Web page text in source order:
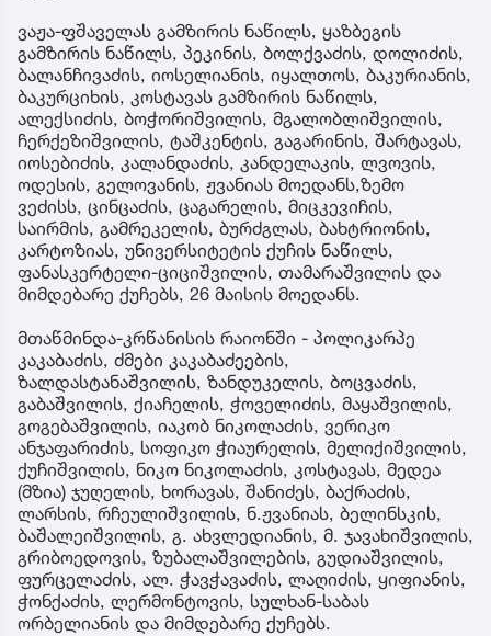
ვაჟა-ფშაველას გამზირის ნაწილს, ყაზბეგის
გამზირის ნაწილს, პეკინის, ბოლქვაძის, დოლიძის,
ბალანჩივაძის, იოსელიანის, იყალთოს, ბაკურიანის,
ბაკურციხის, კოსტავას გამზირის ნაწილს,
ალექსიძის, ბოჭორიშვილის, მგალობლიშვილის,
ჩერქეზიშვილის, ტაშკენტის, გაგარინის, შარტავას,
იოსებიძის, კალანდაძის, კანდელაკის, ლვოვის,
ოდესის, გელოვანის, ჟვანიას მოედანს,ზემო
ვეძისს, ცინცაძის, ცაგარელის, მიცკევიჩის,
საირმის, გამრეკელის, ბურძგლას, ბახტრიონის,
კარტოზიას, უნივერსიტეტის ქუჩის ნაწილს,
ფანასკერტელი-ციციშვილის, თამარაშვილის და
მიმდებარე ქუჩებს, 26 მაისის მოედანს.
მთაწმინდა-კრწანისის რაიონში - პოლიკარპე
კაკაბაძის, ძმები კაკაბაძეების,
ზალდასტანაშვილის, ზანდუკელის, ბოცვაძის,
გაბაშვილის, ქიაჩელის, ჭოველიძის, მაყაშვილის,
გოგებაშვილის, იაკობ ნიკოლაძის, ვერიკო
ანჯაფარიძის, სოფიკო ჭიაურელის, მელიქიშვილის,
ქუჩიშვილის, ნიკო ნიკოლაძის, კოსტავას, მედეა
(მზია) ჯუღელის, ხორავას, შანიძეს, ბაქრაძის,
ლარსის, რჩეულიშვილის, ნ.ჟვანიას, ბელინსკის,
ბაშალეიშვილის, გ. ახვლედიანის, მ. ჯავახიშვილის,
გრიბოედოვის, ზუბალაშვილების, გუდიაშვილის,
ფურცელაძის, ალ. ჭავჭავაძის, ლაღიძის, ყიფიანის,
ჭონქაძის, ლერმონტოვის, სულხან-საბას
ორბელიანის და მიმდებარე ქუჩებს.